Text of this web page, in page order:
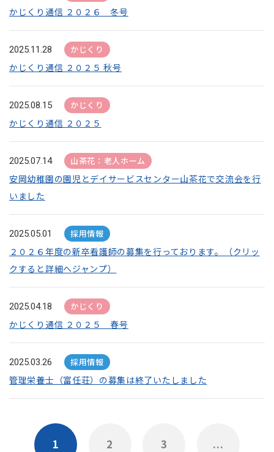
かじくり通信 ２０２６ 冬号
2025.11.28 かじくり
かじくり通信 ２０２５ 秋号
2025.08.15 かじくり
かじくり通信 ２０２５
2025.07.14 山茶花：老人ホーム
安岡幼稚園の園児とデイサービスセンター山茶花で交流会を行
いました
2025.05.01 採用情報
２０２６年度の新卒看護師の募集を行っております。（クリッ
クすると詳細へジャンプ）
2025.04.18 かじくり
かじくり通信 ２０２５ 春号
2025.03.26 採用情報
管理栄養士（富任荘）の募集は終了いたしました
1 2 3 ...